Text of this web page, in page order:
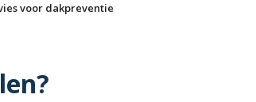
voor dakpreventie